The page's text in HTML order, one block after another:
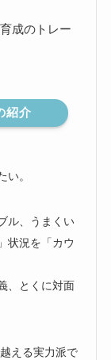
成のトレー
紹介
。
ル、うまくい
状況を「カウ
、とくに対面
える実力派で